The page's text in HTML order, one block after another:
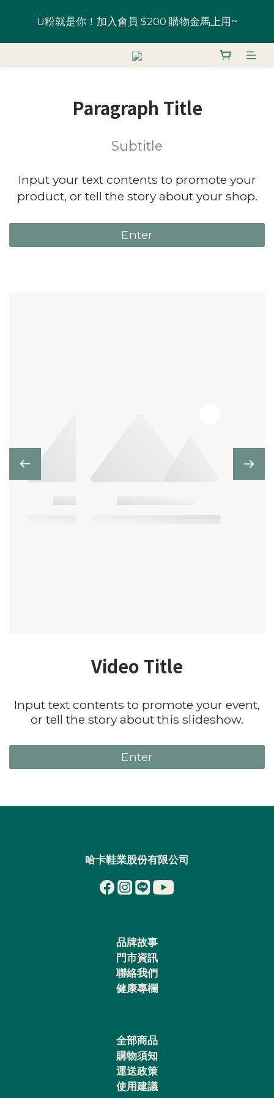
全館鞋款 一雙9折 U粉兩雙以上8折 (請務必登入)｜部
分鞋款 52 折起
U粉就是你！加入會員 $200 購物金馬上用~
全館鞋款 一雙9折 U粉兩雙以上8折 (請務必登入)｜部
Paragraph Title
Subtitle
Input your text contents to promote your
product, or tell the story about your shop.
Enter
Video Title
Input text contents to promote your event,
or tell the story about this slideshow.
Enter
哈卡鞋業股份有限公司
品牌故事
門市資訊
聯絡我們
健康專欄
全部商品
購物須知
運送政策
使用建議